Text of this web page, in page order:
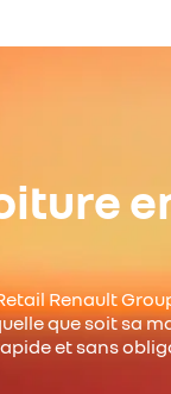
Renault
que soit sa
et sans